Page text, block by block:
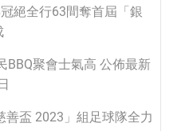
絕全行63間奪首屆「銀
BBQ聚會士氣高 公佈最新
善盃 2023」組足球隊全力